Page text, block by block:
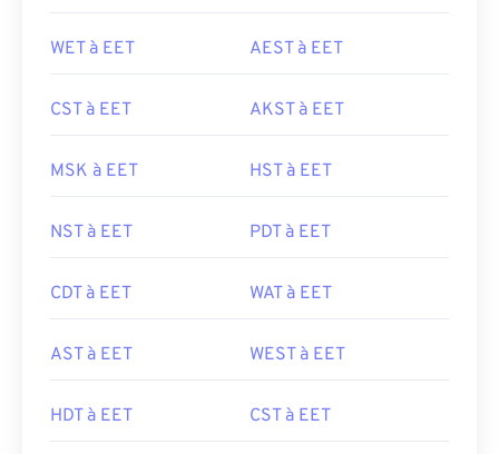
WET à EET AEST à EET
CST à EET AKST à EET
MSK à EET HST à EET
NST à EET PDT à EET
CDT à EET WAT à EET
AST à EET WEST à EET
HDT à EET CST à EET